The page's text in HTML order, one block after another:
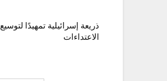
ذريعة إسرائيلية تمهيدًا لتوسيع
الاعتداءات